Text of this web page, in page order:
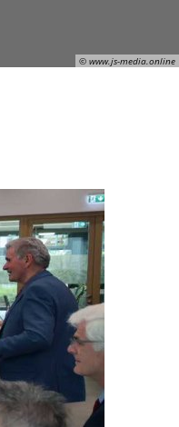
© www.js-media.online